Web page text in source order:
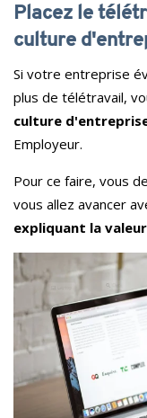
Placez le
culture
Si votre entreprise
plus de télétravail,
culture
Employeur.
Pour ce faire, vous
vous allez avancer
expliquant la